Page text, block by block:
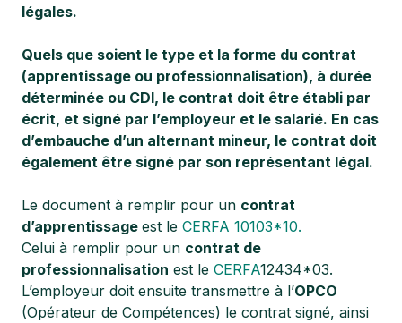
légales.
Quels que soient le type et la forme du contrat
(apprentissage ou professionnalisation), à durée
déterminée ou CDI, le contrat doit être établi par
écrit, et signé par l’employeur et le salarié. En cas
d’embauche d’un alternant mineur, le contrat doit
également être signé par son représentant légal.
Le document à remplir pour un contrat
d’apprentissage est le CERFA 10103*10.
Celui à remplir pour un contrat de
professionnalisation est le CERFA12434*03.
L’employeur doit ensuite transmettre à l’OPCO
(Opérateur de Compétences) le contrat signé, ainsi